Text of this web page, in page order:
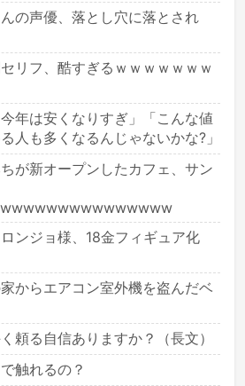
んの声優、落とし穴に落とされ
リフ、酷すぎるｗｗｗｗｗｗｗ
今年は安くなりすぎ」「こんな値
人も多くなるんじゃないかな?」
ちが新オープンしたカフェ、サン
ンジョ様、18金フィギュア化
からエアコン室外機を盗んだベ
頼る自信ありますか？（長文）
触れるの？